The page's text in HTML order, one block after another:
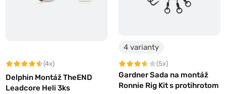
(4x)
Delphin Montáž TheEND
Leadcore Heli 3ks
4 varianty
(5x)
Gardner Sada na montáž
Ronnie Rig Kit s protihrotom